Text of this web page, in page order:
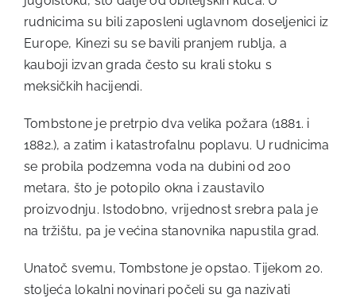
rudnicima su bili zaposleni uglavnom doseljenici iz
Europe, Kinezi su se bavili pranjem rublja, a
kauboji izvan grada često su krali stoku s
meksičkih hacijendi.
Tombstone je pretrpio dva velika požara (1881. i
1882.), a zatim i katastrofalnu poplavu. U rudnicima
se probila podzemna voda na dubini od 200
metara, što je potopilo okna i zaustavilo
proizvodnju. Istodobno, vrijednost srebra pala je
na tržištu, pa je većina stanovnika napustila grad.
Unatoč svemu, Tombstone je opstao. Tijekom 20.
stoljeća lokalni novinari počeli su ga nazivati